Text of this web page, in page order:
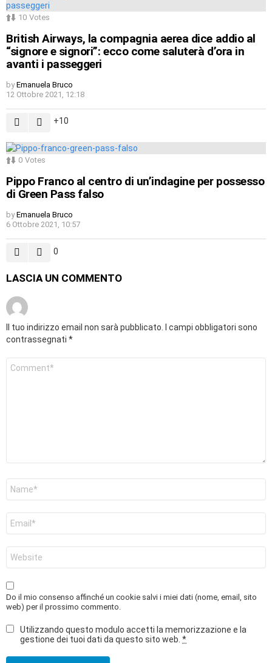
10 Votes
British Airways, la compagnia aerea dice addio al
“signore e signori”: ecco come saluterà d’ora in
avanti i passeggeri
by Emanuela Bruco
12 Ottobre 2021, 12:18
10
0 Votes
Pippo Franco al centro di un’indagine per possesso
di Green Pass falso
by Emanuela Bruco
6 Ottobre 2021, 10:57
0
LASCIA UN COMMENTO
Il tuo indirizzo email non sarà pubblicato.
I campi obbligatori sono
contrassegnati *
Commento
web
Do il mio consenso affinché un cookie salvi i miei dati (nome, email, sito
web) per il prossimo commento.
Utilizzando questo modulo accetti la memorizzazione e la
gestione dei tuoi dati da questo sito web. *